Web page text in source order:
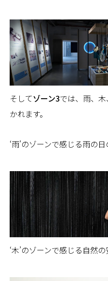
そしてゾーン3では、雨、
かれます。
‘雨’のゾーンで感じる雨の
‘木’のゾーンで感じる自然の